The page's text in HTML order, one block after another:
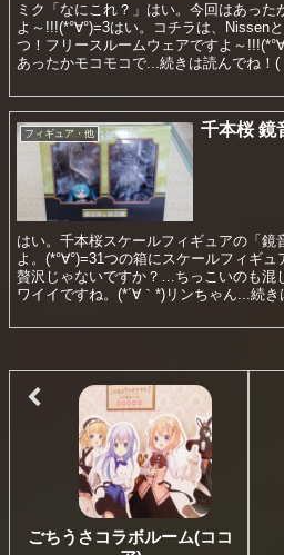
ミク「なにこれ？」はい。今回はあっ
よ～!!!(*°∀°)=3はい。コチラは、Nissen
つ！フリースルームウェアですよ～
あったかモコモコで...続きは読んでね！(
フィギュア・他 千本桜 鏡
はい。千本桜スケールフィギュアの「鏡
よ。(*°∀°)=31つの箱にスケールフィギュ
贅沢じゃないですか？…ちっこいのも混
ワイイですね。(*´∀｀*)リンちゃん...続
ごちうさコラボルーム(ココ